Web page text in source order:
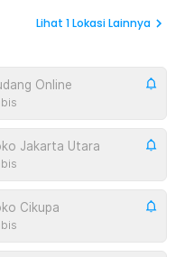
Lihat 1Lokasi Lainnya
Online
Jakarta Utara
Cikupa